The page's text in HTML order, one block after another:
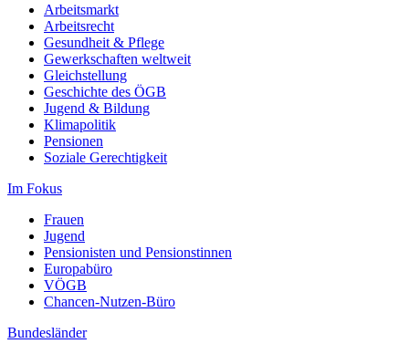
Arbeitsmarkt
Arbeitsrecht
Gesundheit & Pflege
Gewerkschaften weltweit
Gleichstellung
Geschichte des ÖGB
Jugend & Bildung
Klimapolitik
Pensionen
Soziale Gerechtigkeit
Im Fokus
Frauen
Jugend
Pensionisten und Pensionstinnen
Europabüro
VÖGB
Chancen-Nutzen-Büro
Bundesländer